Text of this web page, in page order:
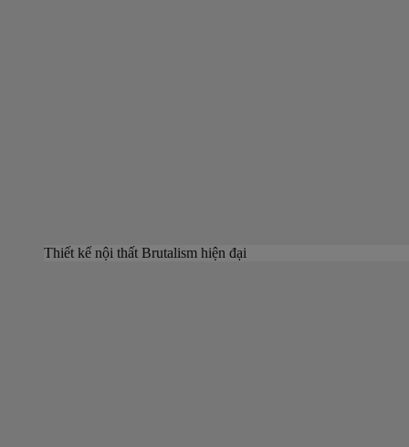
Thiết kế nội thất Brutalism hiện đại